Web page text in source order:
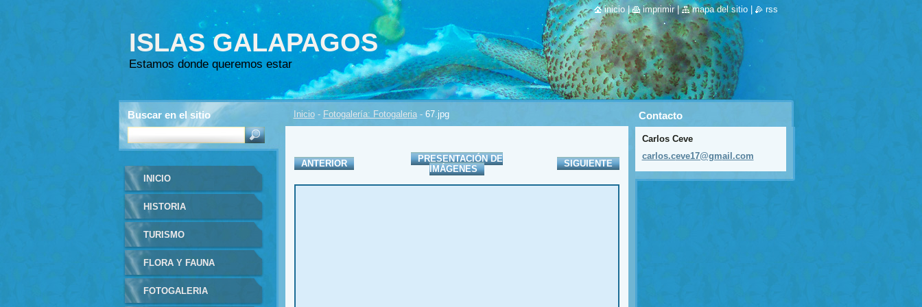
ISLAS GALAPAGOS
Estamos donde queremos estar
Inicio - Fotogalería: Fotogaleria - 67.jpg
ANTERIOR
PRESENTACIÓN DE
IMÁGENES
SIGUIENTE
INICIO
HISTORIA
TURISMO
FLORA Y FAUNA
FOTOGALERIA
Contacto
Carlos Ceve
carlos.ceve17@gmail.com
Buscar en el sitio
inicio | imprimir | mapa del sitio rss